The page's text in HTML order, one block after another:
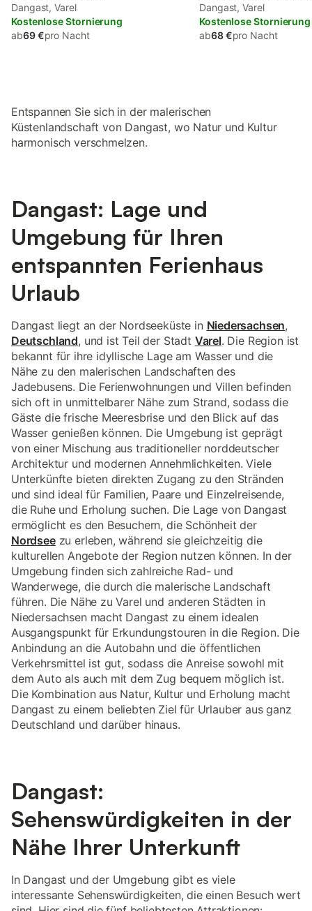
Dangast, Varel
Kostenlose Stornierung
ab69 €pro Nacht
Dangast, Varel
Kostenlose Stornierung
ab68 €pro Nacht
Entspannen Sie sich in der malerischen
Küstenlandschaft von Dangast, wo Natur und Kultur
harmonisch verschmelzen.
Dangast: Lage und
Umgebung für Ihren
entspannten Ferienhaus
Urlaub
Dangast liegt an der Nordseeküste in Niedersachsen,
Deutschland, und ist Teil der Stadt Varel. Die Region ist
bekannt für ihre idyllische Lage am Wasser und die
Nähe zu den malerischen Landschaften des
Jadebusens. Die Ferienwohnungen und Villen befinden
sich oft in unmittelbarer Nähe zum Strand, sodass die
Gäste die frische Meeresbrise und den Blick auf das
Wasser genießen können. Die Umgebung ist geprägt
von einer Mischung aus traditioneller norddeutscher
Architektur und modernen Annehmlichkeiten. Viele
Unterkünfte bieten direkten Zugang zu den Stränden
und sind ideal für Familien, Paare und Einzelreisende,
die Ruhe und Erholung suchen. Die Lage von Dangast
ermöglicht es den Besuchern, die Schönheit der
Nordseezu erleben, während sie gleichzeitig die
kulturellen Angebote der Region nutzen können. In der
Umgebung finden sich zahlreiche Rad- und
Wanderwege, die durch die malerische Landschaft
führen. Die Nähe zu Varel und anderen Städten in
Niedersachsen macht Dangast zu einem idealen
Ausgangspunkt für Erkundungstouren in die Region. Die
Anbindung an die Autobahn und die öffentlichen
Verkehrsmittel ist gut, sodass die Anreise sowohl mit
dem Auto als auch mit dem Zug bequem möglich ist.
Die Kombination aus Natur, Kultur und Erholung macht
Dangast zu einem beliebten Ziel für Urlauber aus ganz
Deutschland und darüber hinaus.
Dangast:
Sehenswürdigkeiten in der
Nähe Ihrer Unterkunft
In Dangast und der Umgebung gibt es viele
interessante Sehenswürdigkeiten, die einen Besuch wert